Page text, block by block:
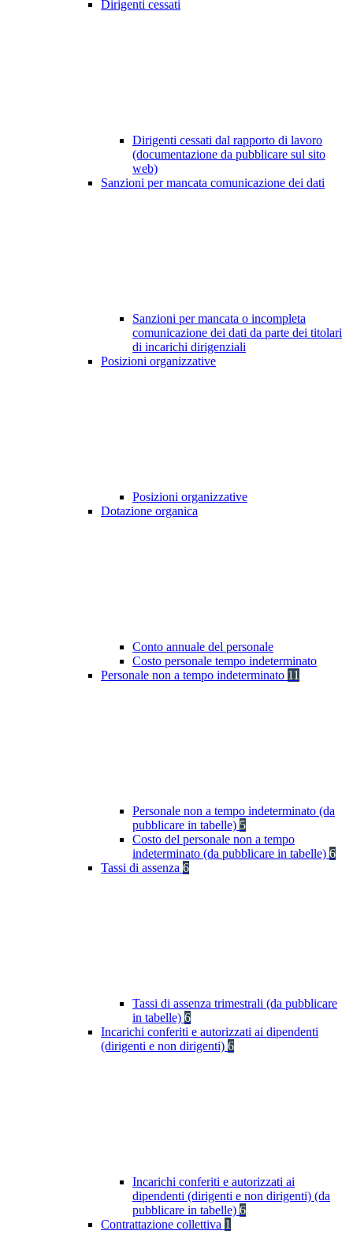
Dirigenti cessati
Dirigenti cessati dal rapporto di lavoro
(documentazione da pubblicare sul sito
web)
Sanzioni per mancata comunicazione dei dati
Sanzioni per mancata o incompleta
comunicazione dei dati da parte dei titolari
di incarichi dirigenziali
Posizioni organizzative
Posizioni organizzative
Dotazione organica
Conto annuale del personale
Costo personale tempo indeterminato
Personale non a tempo indeterminato 11
Personale non a tempo indeterminato (da
pubblicare in tabelle) 5
Costo del personale non a tempo
indeterminato (da pubblicare in tabelle) 6
Tassi di assenza 6
Tassi di assenza trimestrali (da pubblicare
in tabelle) 6
Incarichi conferiti e autorizzati ai dipendenti
(dirigenti e non dirigenti) 6
Incarichi conferiti e autorizzati ai
dipendenti (dirigenti e non dirigenti) (da
pubblicare in tabelle) 6
Contrattazione collettiva 1